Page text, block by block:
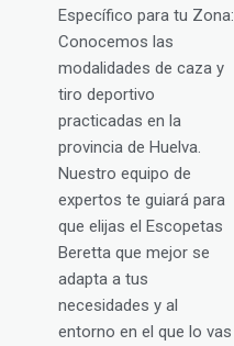
Específico para tu Zona:
Conocemos las
modalidades de caza y
tiro deportivo
practicadas en la
provincia de Huelva.
Nuestro equipo de
expertos te guiará para
que elijas el Escopetas
Beretta que mejor se
adapta a tus
necesidades y al
entorno en el que lo vas